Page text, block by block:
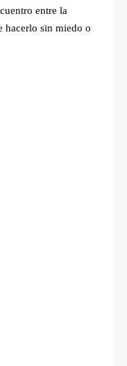
entre la
hacerlo sin miedo o